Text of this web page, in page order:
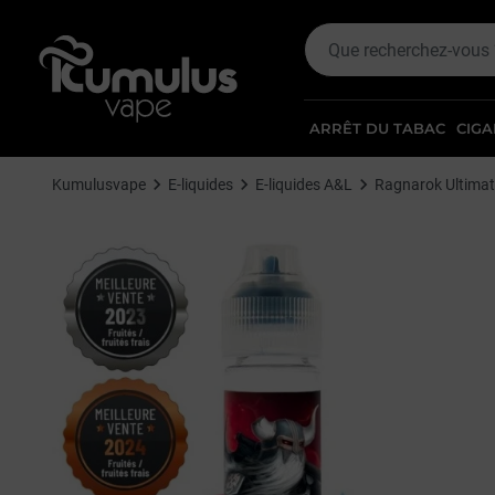
ARRÊT DU TABAC
Kumulusvape E-liquides E-liquides A&L Ragnarok